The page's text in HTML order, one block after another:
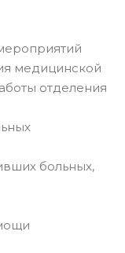
медицинской
отделения
больных,